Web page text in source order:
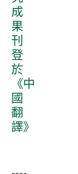
成
果
刊
登
於
《中
國
翻
譯》